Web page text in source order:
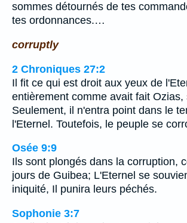
sommes détournés de tes
tes ordonnances.…
corruptly
2 Chroniques 27:2
Il fit ce qui est droit aux yeux de
entièrement comme avait fait Ozias,
Seulement, il n'entra point dans le
l'Eternel. Toutefois, le peuple se
Osée 9:9
Ils sont plongés dans la corruption,
jours de Guibea; L'Eternel se
iniquité, Il punira leurs péchés.
Sophonie 3:7